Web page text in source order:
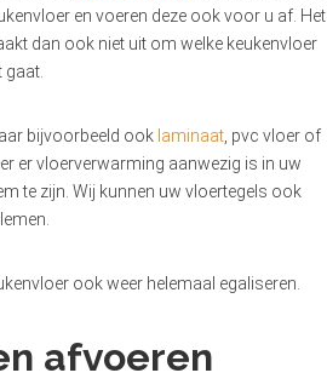
en voeren deze ook voor u af. Het
dan ook niet uit om welke keukenvloer
gaat.
bijvoorbeeld ook laminaat, pvc vloer of
er vloerverwarming aanwezig is in uw
te zijn. Wij kunnen uw vloertegels ook
ook weer helemaal egaliseren.
afvoeren